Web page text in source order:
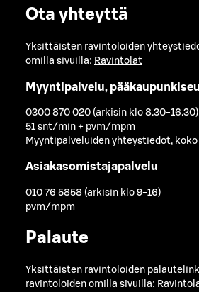
Ota yhteyttä
Yksittäisten ravintoloiden
omilla sivuilla: Ravintolat
Myyntipalvelu,
0300 870 020 (arkisin klo 8.30-16.30)
51 snt/min + pvm/mpm
Myyntipalveluiden yhteystiedot, koko
Asiakasomistajapalvelu
010 76 5858 (arkisin klo 9-16)
pvm/mpm
Palaute
Yksittäisten ravintoloiden
ravintoloiden omilla sivuilla: